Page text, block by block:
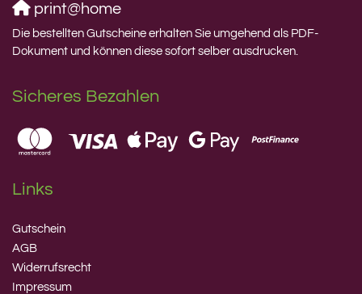
print@home
Die bestellten Gutscheine erhalten Sie umgehend als PDF-
Dokument und können diese sofort selber ausdrucken.
Sicheres Bezahlen
Links
Gutschein
AGB
Widerrufsrecht
Impressum